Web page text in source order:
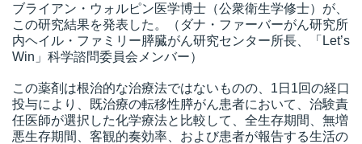
ブライアン・ウォルピン医学博士（公衆衛生学修士）が、
この研究結果を発表した。（ダナ・ファーバーがん研究所
内ヘイル・ファミリー膵臓がん研究センター所長、「Let’s
Win」科学諮問委員会メンバー）
この薬剤は根治的な治療法ではないものの、1日1回の経口
投与により、既治療の転移性膵がん患者において、治験責
任医師が選択した化学療法と比較して、全生存期間、無増
悪生存期間、客観的奏効率、および患者が報告する生活の